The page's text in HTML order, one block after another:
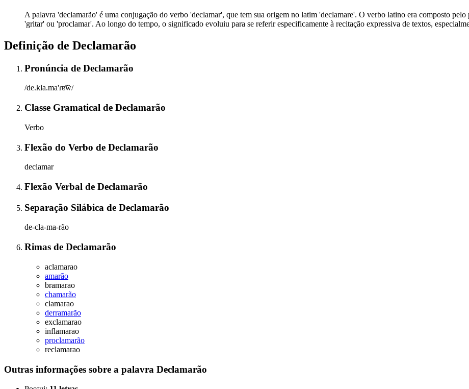
A palavra 'declamarão' é uma conjugação do verbo 'declamar', que tem sua origem no latim 'declamare'. O verbo latino era composto
'gritar' ou 'proclamar'. Ao longo do tempo, o significado evoluiu para se referir especificamente à recitação expressiva de textos,
Definição de Declamarão
Pronúncia de Declamarão
/de.kla.ma'ɾɐ̃w̃/
Classe Gramatical de Declamarão
Verbo
Flexão do Verbo de Declamarão
declamar
Flexão Verbal de Declamarão
Separação Silábica de Declamarão
de-cla-ma-rão
Rimas de Declamarão
aclamarao
amarão
bramarao
chamarão
clamarao
derramarão
exclamarao
inflamarao
proclamarão
reclamarao
Outras informações sobre a palavra Declamarão